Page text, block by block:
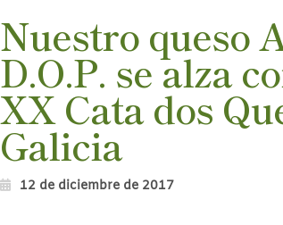
Nuestro queso
D.O.P. se alza
XX Cata dos
Galicia
12 de diciembre de 2017